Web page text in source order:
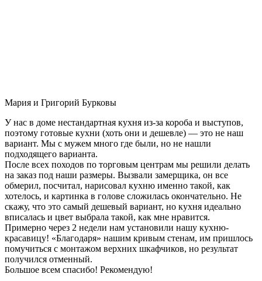
Мария и Григорий Бурковы
У нас в доме нестандартная кухня из-за короба и выступов,
поэтому готовые кухни (хоть они и дешевле) — это не наш
вариант. Мы с мужем много где были, но не нашли
подходящего варианта.
После всех походов по торговым центрам мы решили делать
на заказ под наши размеры. Вызвали замерщика, он все
обмерил, посчитал, нарисовал кухню именно такой, как
хотелось, и картинка в голове сложилась окончательно. Не
скажу, что это самый дешевый вариант, но кухня идеально
вписалась и цвет выбрала такой, как мне нравится.
Примерно через 2 недели нам установили нашу кухню-
красавицу! «Благодаря» нашим кривым стенам, им пришлось
помучиться с монтажом верхних шкафчиков, но результат
получился отменный.
Большое всем спасибо! Рекомендую!